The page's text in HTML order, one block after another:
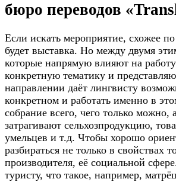
бюро переводов
Если искать мероприятие, схожее
будет выставка. Но между двумя
которые напрямую влияют на работу
конкретную тематику и
направлении даёт лингвисту
конкретном и работать именно в
собрание всего, чего только
затрагивают сельхозпродукцию,
умельцев и т.д. Чтобы хорошо
разбираться не только в свойствах
производителя, её социальной
туристу, что такое, например,